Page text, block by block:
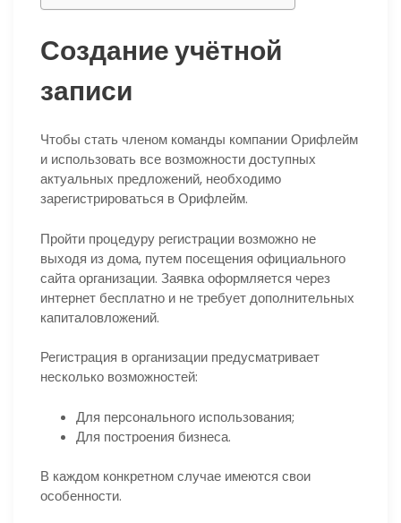
Создание учётной
записи
Чтобы стать членом команды компании Орифлейм
и использовать все возможности доступных
актуальных предложений, необходимо
зарегистрироваться в Орифлейм.
Пройти процедуру регистрации возможно не
выходя из дома, путем посещения официального
сайта организации. Заявка оформляется через
интернет бесплатно и не требует дополнительных
капиталовложений.
Регистрация в организации предусматривает
несколько возможностей:
Для персонального использования;
Для построения бизнеса.
В каждом конкретном случае имеются свои
особенности.